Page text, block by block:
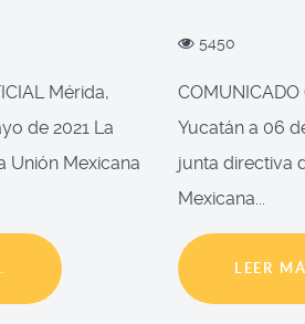
Mérida,
de 2021 La
Unión Mexicana
5450
Yucatán a 06
junta directiva
Mexicana...
LEER